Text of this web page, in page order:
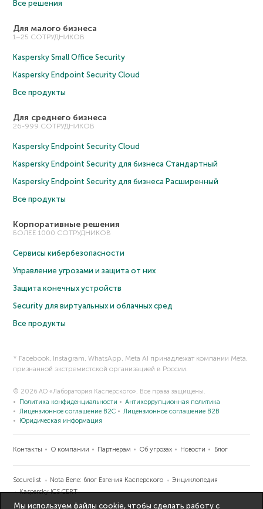
Все решения
Для малого бизнеса
1–25 СОТРУДНИКОВ
Kaspersky Small Office Security
Kaspersky Endpoint Security Cloud
Все продукты
Для среднего бизнеса
26-999 СОТРУДНИКОВ
Kaspersky Endpoint Security Cloud
Kaspersky Endpoint Security для бизнеса Cтандартный
Kaspersky Endpoint Security для бизнеса Расширенный
Все продукты
Корпоративные решения
БОЛЕЕ 1000 СОТРУДНИКОВ
Сервисы кибербезопасности
Управление угрозами и защита от них
Защита конечных устройств
Security для виртуальных и облачных сред
Все продукты
* Facebook, Instagram, WhatsApp, Meta AI принадлежат компании Meta,
признанной экстремистской организацией в России.
© 2026 АО «Лаборатория Касперского». Все права защищены.
Политика конфиденциальности
Антикоррупционная политика
Лицензионное соглашение B2C
Лицензионное соглашение B2B
Юридическая информация
Контакты О компании Партнерам Об угрозах Новости Блог
Securelist Nota Bene: блог Евгения Касперского
Энциклопедия
Kaspersky ICS CERT
Мы используем файлы cookie, чтобы сделать работу с